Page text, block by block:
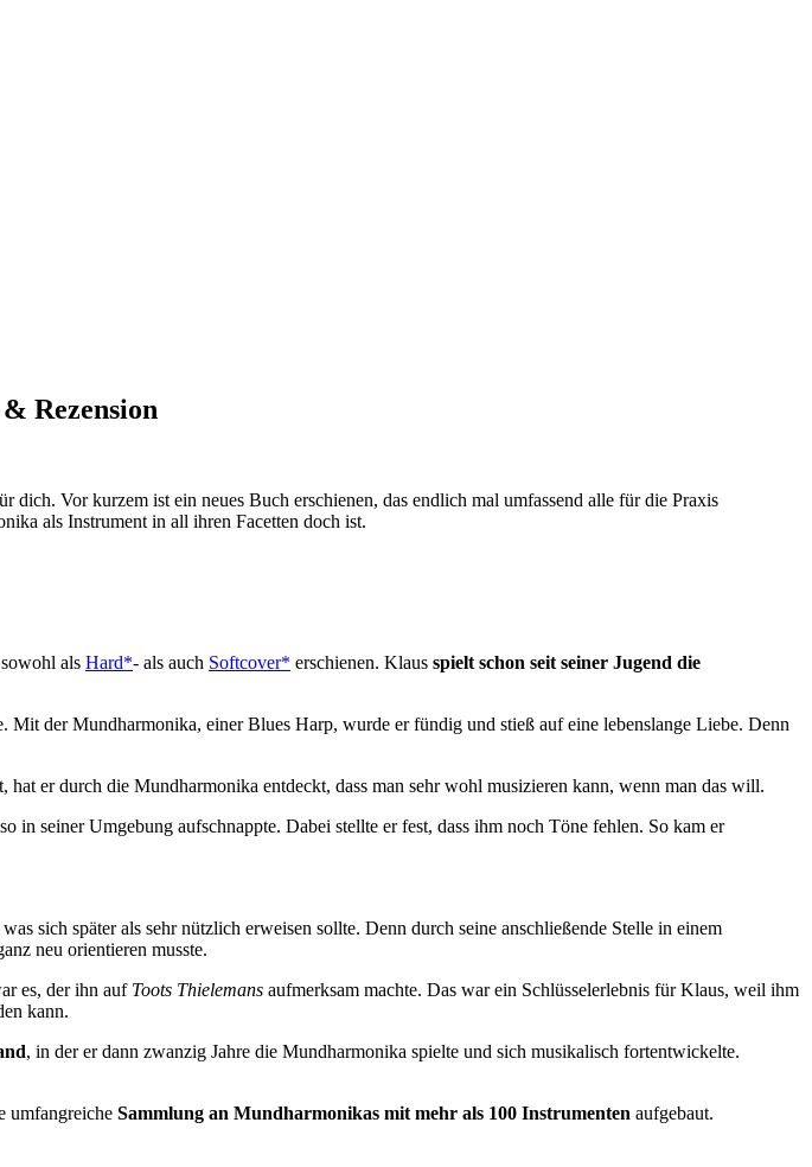
Rezension
Vor kurzem ist ein neues Buch erschienen, das endlich mal umfassend alle für die Praxis
als Instrument in all ihren Facetten doch ist.
sowohl als Hard*- als auch Softcover* erschienen. Klaus spielt schon seit seiner Jugend die
Mit der Mundharmonika, einer Blues Harp, wurde er fündig und stieß auf eine lebenslange Liebe. Denn
er durch die Mundharmonika entdeckt, dass man sehr wohl musizieren kann, wenn man das will.
seiner Umgebung aufschnappte. Dabei stellte er fest, dass ihm noch Töne fehlen. So kam er
was sich später als sehr nützlich erweisen sollte. Denn durch seine anschließende Stelle in einem
neu orientieren musste.
es, der ihn auf Toots Thielemans aufmerksam machte. Das war ein Schlüsselerlebnis für Klaus, weil ihm
kann.
, in der er dann zwanzig Jahre die Mundharmonika spielte und sich musikalisch fortentwickelte.
umfangreiche Sammlung an Mundharmonikas mit mehr als 100 Instrumenten aufgebaut.